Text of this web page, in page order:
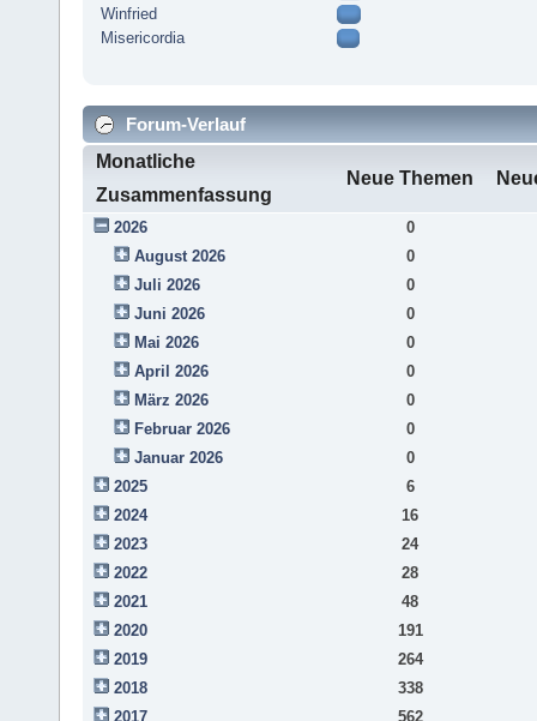
Winfried
Misericordia
Forum-Verlauf
Monatliche
Zusammenfassung
Neue Themen
2026
0
August 2026
0
Juli 2026
0
Juni 2026
0
Mai 2026
0
April 2026
0
März 2026
0
Februar 2026
0
Januar 2026
0
2025
6
2024
16
2023
24
2022
28
2021
48
2020
191
2019
264
2018
338
2017
562